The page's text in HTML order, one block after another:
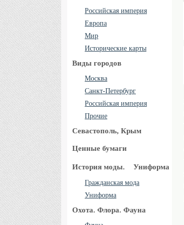
Российская империя
Европа
Мир
Исторические карты
Виды городов
Москва
Санкт-Петербург
Российская империя
Прочие
Севастополь, Крым
Ценные бумаги
История моды. Униформа
Гражданская мода
Униформа
Охота. Флора. Фауна